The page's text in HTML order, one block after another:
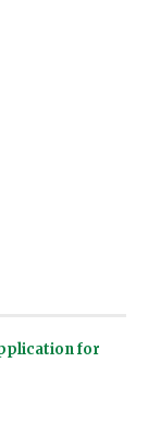
(Application for